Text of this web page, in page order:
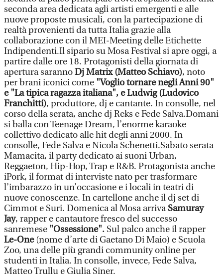
seconda area dedicata agli artisti emergenti e alle
nuove proposte musicali, con la partecipazione di
realtà provenienti da tutta Italia grazie alla
collaborazione con il MEI-Meeting delle Etichette
Indipendenti.Il sipario su Mosa Festival si apre oggi, a
partire dalle ore 18. Protagonisti della giornata di
apertura sarannoDj Matrix (Matteo Schiavo), noto
per brani iconici come "Voglio tornare negli Anni 90"
e "La tipica ragazza italiana", e Ludwig (Ludovico
Franchitti), produttore, dj e cantante. In consolle, nel
corso della serata, anche dj Reks e Fede Salva.Domani
si balla con Teenage Dream, l’enorme karaoke
collettivo dedicato alle hit degli anni 2000. In
consolle, Fede Salva e Nicola Schenetti.Sabato serata
Mamacita, il party dedicato ai suoni Urban,
Reggaeton, Hip-Hop, Trap e R&B. Protagonista anche
iPork, il format di interviste nato per trasformare
l’imbarazzo in un’occasione e i locali in teatri di
nuove conoscenze. In cartellone anche il dj set di
Cimmot e Suri. Domenica al Mosa arrivaSamuray
Jay, rapper e cantautore fresco del successo
sanremese "Ossessione". Sul palco anche il rapper
Le-One(nome d’arte di Gaetano Di Maio) e Scuola
Zoo, una delle più grandi community online per
studenti in Italia. In consolle, invece, Fede Salva,
Matteo Trullu e Giulia Siner.